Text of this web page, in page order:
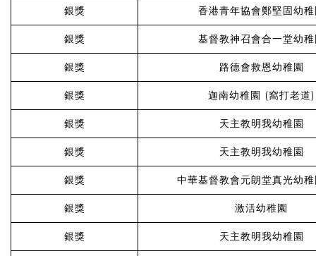
銀獎 香港青年協會鄭堅固幼
銀獎 基督教神召會合一堂幼
銀獎 路德會救恩幼稚園
銀獎 迦南幼稚園 (窩打老道)
銀獎 天主教明我幼稚園
銀獎 天主教明我幼稚園
銀獎 中華基督教會元朗堂真光幼
銀獎 激活幼稚園
銀獎 天主教明我幼稚園